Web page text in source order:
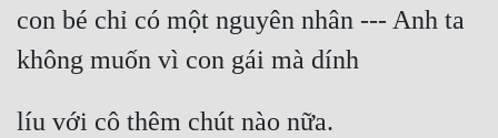
con bé chỉ có một nguyên nhân --- Anh ta
không muốn vì con gái mà dính
líu với cô thêm chút nào nữa.